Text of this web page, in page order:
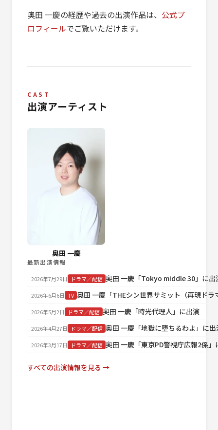
奥田 一慶の経歴や過去の出演作品は、 公式プ
ロフィールでご覧いただけます。
CAST
出演アーティスト
奥田 一慶
最新出演情報
2026年7月29日 ドラマ／配信 奥田 一慶「Tokyo middle 30」に出
2026年6月6日 TV 奥田 一慶「THEシン世界サミット（再現ド
2026年5月2日 ドラマ／配信 奥田 一慶「時光代理人」に出演
2026年4月27日 ドラマ／配信 奥田 一慶「地獄に堕ちるわよ」に出
2026年3月17日 ドラマ／配信 奥田 一慶「東京PD警視庁広報2係」
すべての出演情報を見る →